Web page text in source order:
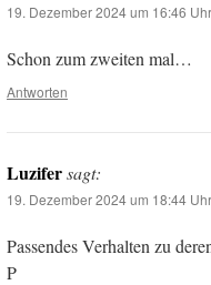
19. Dezember 2024 um 16:46 Uhr
Schon zum zweiten mal…
Antworten
Luzifersagt:
19. Dezember 2024 um 18:44 Uhr
Passendes Verhalten zu
P